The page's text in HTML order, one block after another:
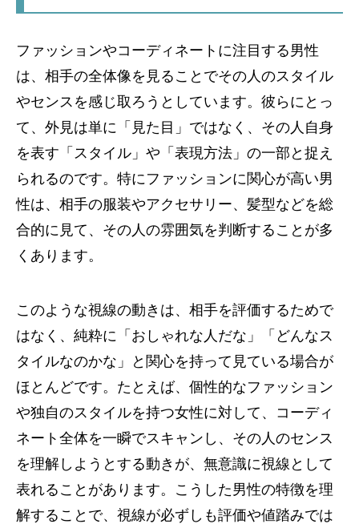
ファッションやコーディネートに注目する男性
は、相手の全体像を見ることでその人のスタイル
やセンスを感じ取ろうとしています。彼らにとっ
て、外見は単に「見た目」ではなく、その人自身
を表す「スタイル」や「表現方法」の一部と捉え
られるのです。特にファッションに関心が高い男
性は、相手の服装やアクセサリー、髪型などを総
合的に見て、その人の雰囲気を判断することが多
くあります。
このような視線の動きは、相手を評価するためで
はなく、純粋に「おしゃれな人だな」「どんなス
タイルなのかな」と関心を持って見ている場合が
ほとんどです。たとえば、個性的なファッション
や独自のスタイルを持つ女性に対して、コーディ
ネート全体を一瞬でスキャンし、その人のセンス
を理解しようとする動きが、無意識に視線として
表れることがあります。こうした男性の特徴を理
解することで、視線が必ずしも評価や値踏みでは